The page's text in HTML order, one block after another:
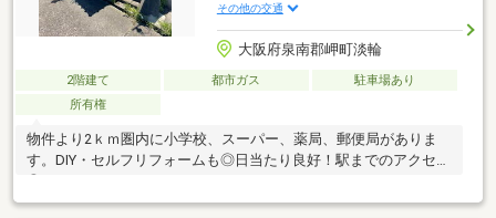
その他の交通
大阪府泉南郡岬町淡輪
2階建て 都市ガス
駐車場あり
所有権
物件より2ｋｍ圏内に小学校、スーパー、薬局、郵便局がありま
す。DIY・セルフリフォームも◎日当たり良好！駅までのアクセス